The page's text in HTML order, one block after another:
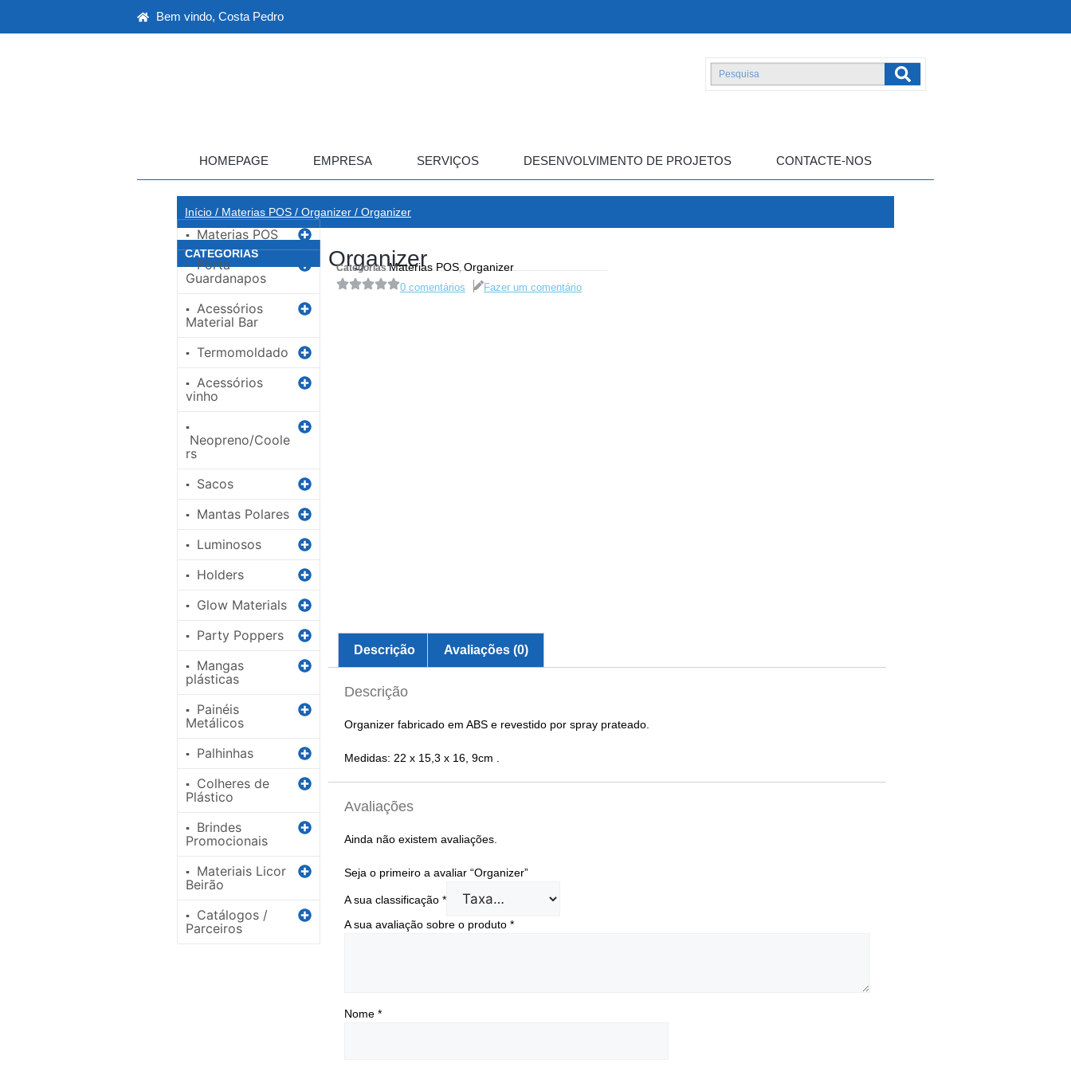
Bem vindo, Costa Pedro
HOMEPAGE EMPRESA SERVIÇOS DESENVOLVIMENTO DE PROJETOS CONTACTE-NOS
Início / Materias POS / Organizer / Organizer
CATEGORIAS
▪ Materias POS
▪ Porta
Guardanapos
▪ Acessórios
Material Bar
▪ Termomoldado
▪ Acessórios
vinho
▪
Neopreno/Coole
rs
▪ Sacos
▪ Mantas Polares
▪ Luminosos
▪ Holders
▪ Glow Materials
▪ Party Poppers
▪
Mangas
plásticas
▪
Painéis
Metálicos
▪ Palhinhas
▪
Colheres de
Plástico
▪
Brindes
Promocionais
▪
Materiais Licor
Beirão
▪
Catálogos /
Parceiros
Organizer
Categorias Materias POS,Organizer
0 comentários Fazer um comentário
Descrição Avaliações (0)
Descrição
Organizer fabricado em ABS e revestido por spray prateado.
Medidas: 22 x 15,3 x 16, 9cm .
Avaliações
Ainda não existem avaliações.
Seja o primeiro a avaliar “Organizer”
A sua classificação *
A sua avaliação sobre o produto *
Nome *